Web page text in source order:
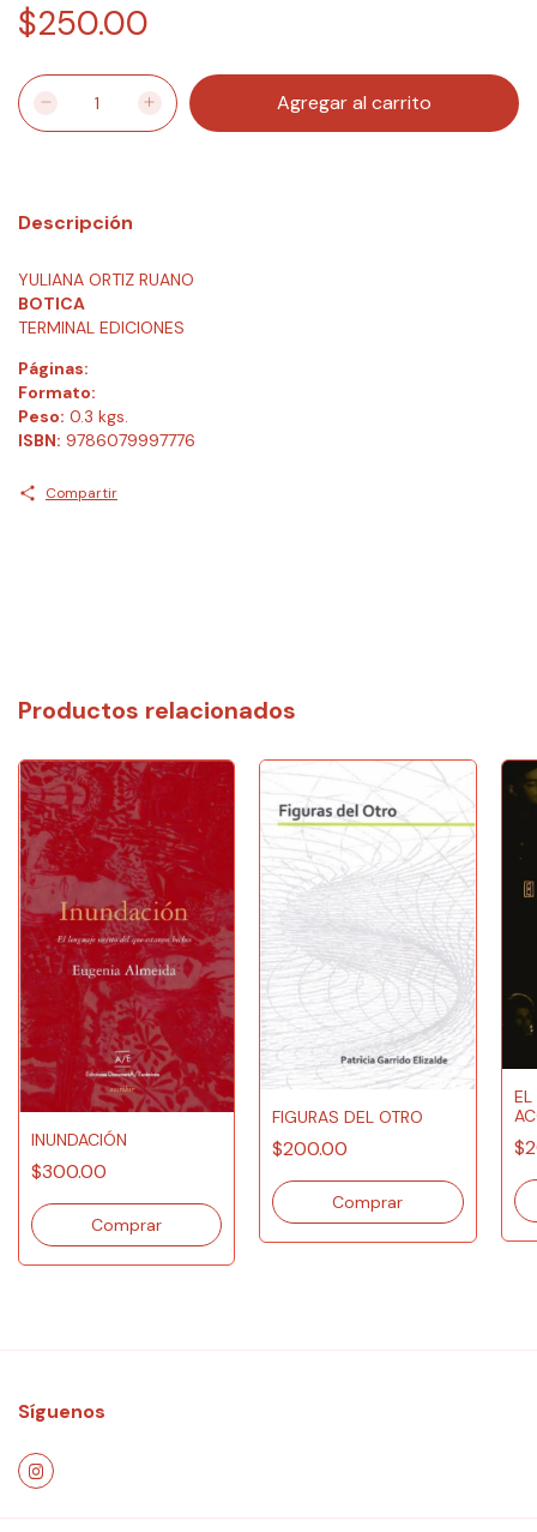
$250.00
Descripción
YULIANA ORTIZ RUANO
BOTICA
TERMINAL EDICIONES
Páginas:
Formato:
Peso: 0.3 kgs.
ISBN: 9786079997776
Compartir
Productos relacionados
INUNDACIÓN
$300.00
FIGURAS DEL OTRO
$200.00
Síguenos